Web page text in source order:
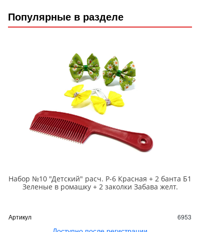
Популярные в разделе
Набор №10 "Детский" расч. Р-6 Красная + 2 банта Б1
Зеленые в ромашку + 2 заколки Забава желт.
Артикул 6953